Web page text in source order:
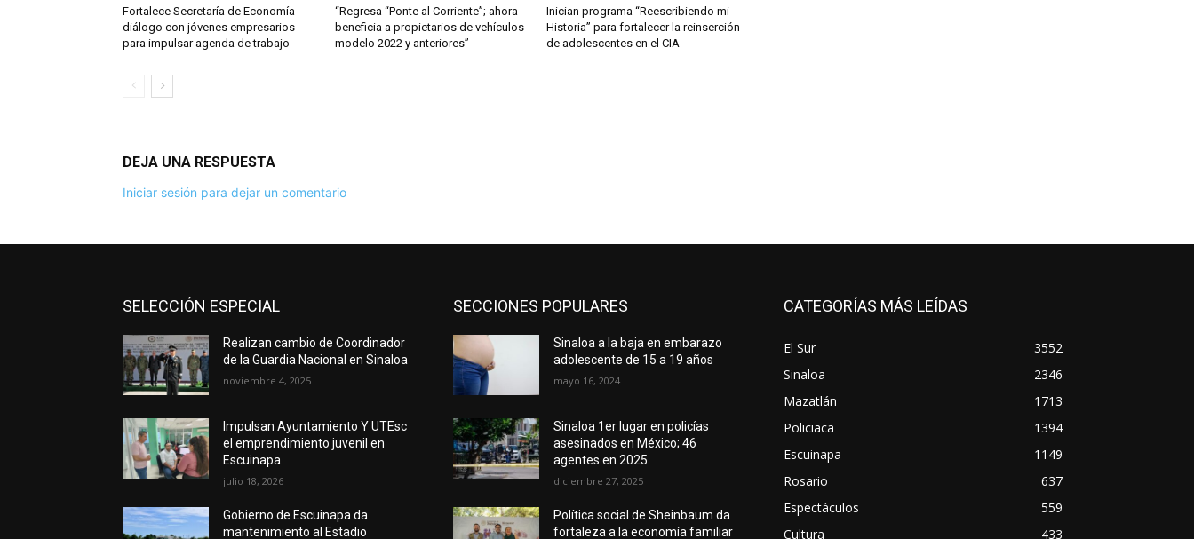
Fortalece Secretaría de Economía
diálogo con jóvenes empresarios
para impulsar agenda de trabajo
“Regresa “Ponte al Corriente”; ahora
beneficia a propietarios de vehículos
modelo 2022 y anteriores”
Inician programa “Reescribiendo mi
Historia” para fortalecer la reinserción
de adolescentes en el CIA
DEJA UNA RESPUESTA
Iniciar sesión para dejar un comentario
SELECCIÓN ESPECIAL
Realizan cambio de Coordinador
de la Guardia Nacional en Sinaloa
noviembre 4, 2025
Impulsan Ayuntamiento Y UTEsc
el emprendimiento juvenil en
Escuinapa
julio 18, 2026
Gobierno de Escuinapa da
mantenimiento al Estadio
SECCIONES POPULARES
Sinaloa a la baja en embarazo
adolescente de 15 a 19 años
mayo 16, 2024
Sinaloa 1er lugar en policías
asesinados en México; 46
agentes en 2025
diciembre 27, 2025
Política social de Sheinbaum da
fortaleza a la economía familiar
CATEGORÍAS MÁS LEÍDAS
El Sur
3552
Sinaloa
2346
Mazatlán
1713
Policiaca
1394
Escuinapa
1149
Rosario
637
Espectáculos
559
Cultura
433